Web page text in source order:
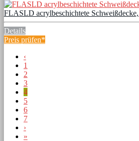
FLASLD acrylbeschichtete
Details
Preis prüfen*
‹
1
2
3
4
5
6
7
›
»